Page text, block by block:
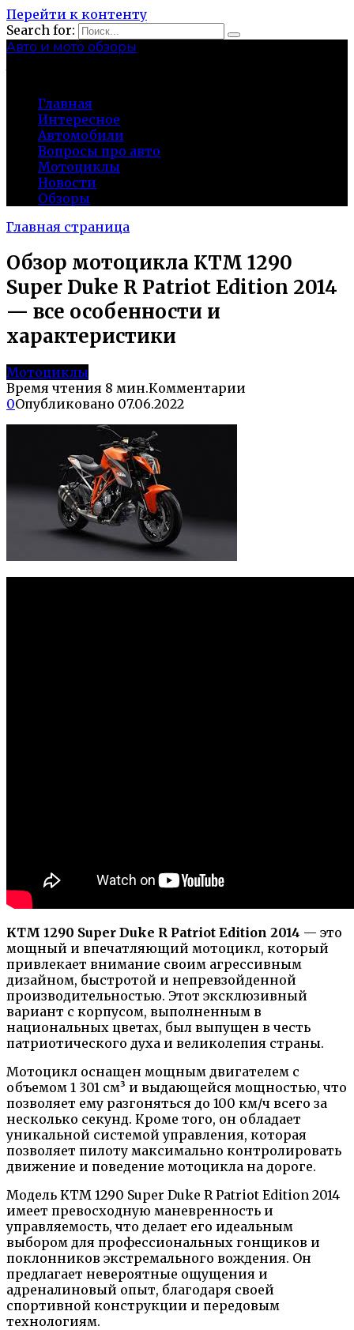
Перейти к контенту
Search for:
Авто и мото обзоры
Главная
Интересное
Автомобили
Вопросы про авто
Мотоциклы
Новости
Обзоры
Главная страница
Обзор мотоцикла KTM 1290
Super Duke R Patriot Edition 2014
— все особенности и
характеристики
Мотоциклы
Время чтения 8 мин.Комментарии
0Опубликовано 07.06.2022
KTM 1290 Super Duke R Patriot Edition 2014 — это
мощный и впечатляющий мотоцикл, который
привлекает внимание своим агрессивным
дизайном, быстротой и непревзойденной
производительностью. Этот эксклюзивный
вариант с корпусом, выполненным в
национальных цветах, был выпущен в честь
патриотического духа и великолепия страны.
Мотоцикл оснащен мощным двигателем с
объемом 1 301 см³ и выдающейся мощностью, что
позволяет ему разгоняться до 100 км/ч всего за
несколько секунд. Кроме того, он обладает
уникальной системой управления, которая
позволяет пилоту максимально контролировать
движение и поведение мотоцикла на дороге.
Модель KTM 1290 Super Duke R Patriot Edition 2014
имеет превосходную маневренность и
управляемость, что делает его идеальным
выбором для профессиональных гонщиков и
поклонников экстремального вождения. Он
предлагает невероятные ощущения и
адреналиновый опыт, благодаря своей
спортивной конструкции и передовым
технологиям.